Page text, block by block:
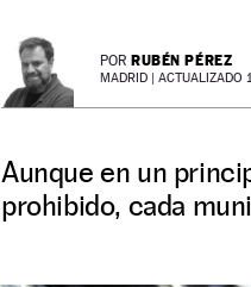
POR RUBÉN PÉREZ
MADRID | ACTUALIZADO
Aunque en un
prohibido, cada